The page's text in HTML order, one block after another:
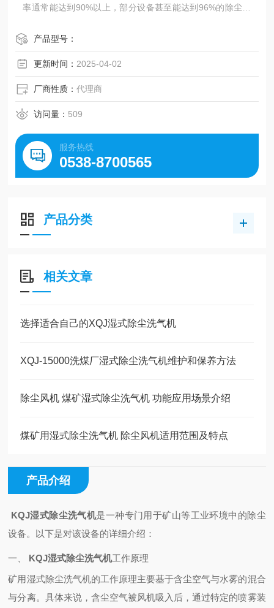
率通常能达到90%以上，部分设备甚至能达到96%的除尘效
产品型号：
更新时间： 2025-04-02
厂商性质：代理商
访问量： 509
服务热线
0538-8700565
产品分类
相关文章
选择适合自己的XQJ湿式除尘洗气机
XQJ-15000洗煤厂湿式除尘洗气机维护和保养方法
除尘风机 煤矿湿式除尘洗气机 功能应用场景介绍
煤矿用湿式除尘洗气机 除尘风机适用范围及特点
产品介绍
KQJ湿式除尘洗气机是一种专门用于矿山等工业环境中的除尘
设备。以下是对该设备的详细介绍：
一、 KQJ湿式除尘洗气机工作原理
矿用湿式除尘洗气机的工作原理主要基于含尘空气与水雾的混合
与分离。具体来说，含尘空气被风机吸入后，通过特定的喷雾装